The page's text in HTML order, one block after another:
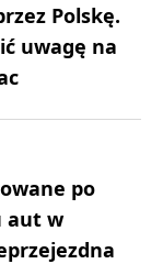
Polskę.
uwagę na
po
aut w